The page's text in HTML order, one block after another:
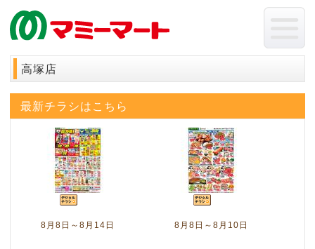
高塚店
最新チラシはこちら
8月8日～8月14日 8月8日～8月10日